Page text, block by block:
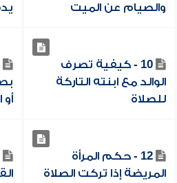
والصيام عن الميت
10 - كيفية تصرف
الوالد مع ابنته التاركة
للصلاة
أو
12 - حكم المرأة
المريضة إذا تركت الصلاة